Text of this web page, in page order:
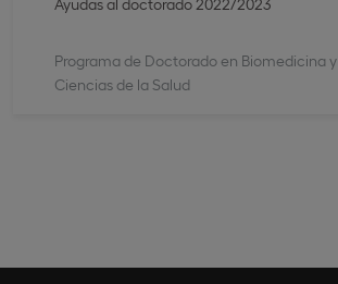
Programa de Doctorado en Biomedicina y
Ciencias de la Salud